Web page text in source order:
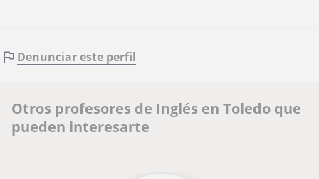
Denunciar este perfil
Otros profesores de Inglés en Toledo que
pueden interesarte